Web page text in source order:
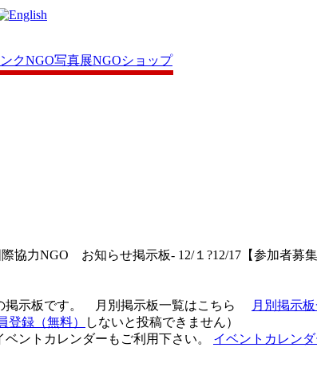
クNGO写真展NGOショップ
際協力NGO お知らせ掲示板- 12/１?12/17【参加者募
掲示板です。 月別掲示板一覧はこちら
月別掲示
登録（無料）
しないと投稿できません）
ントカレンダーもご利用下さい。 イベントカレン